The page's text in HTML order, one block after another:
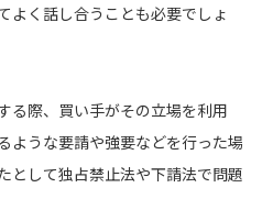
よく話し合うことも必要でしょ
る際、買い手がその立場を利用
ような要請や強要などを行った場
として独占禁止法や下請法で問題